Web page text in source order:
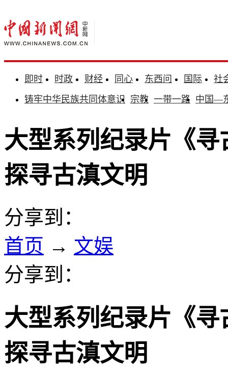
即时 时政 财经 同心 东西问 国际
社
铸牢中华民族共同体意识 宗教 一带一路 中国—
大型系列纪录片《
探寻古滇文明
分享到：
首页 → 文娱
分享到：
大型系列纪录片《
探寻古滇文明